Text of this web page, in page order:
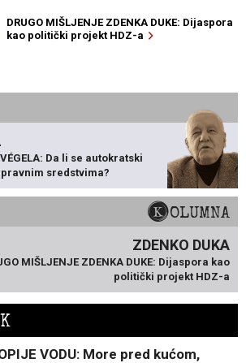
DRUGO MIŠLJENJE ZDENKA DUKE: Dijaspora
kao politički projekt HDZ-a
VÉGELA: Da li se autokratski
sredstvima?
KOLUMNA
ZDENKO DUKA
MIŠLJENJE ZDENKA DUKE: Dijaspora kao
politički projekt HDZ-a
VODU: More pred kućom,